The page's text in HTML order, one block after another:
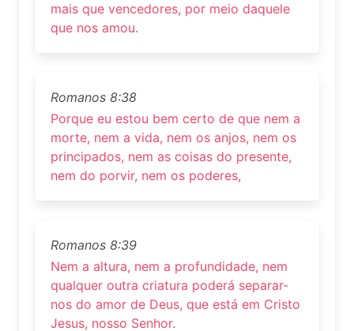
mais que vencedores, por meio daquele
que nos amou.
Romanos 8:38
Porque eu estou bem certo de que nem a
morte, nem a vida, nem os anjos, nem os
principados, nem as coisas do presente,
nem do porvir, nem os poderes,
Romanos 8:39
Nem a altura, nem a profundidade, nem
qualquer outra criatura poderá separar-
nos do amor de Deus, que está em Cristo
Jesus, nosso Senhor.